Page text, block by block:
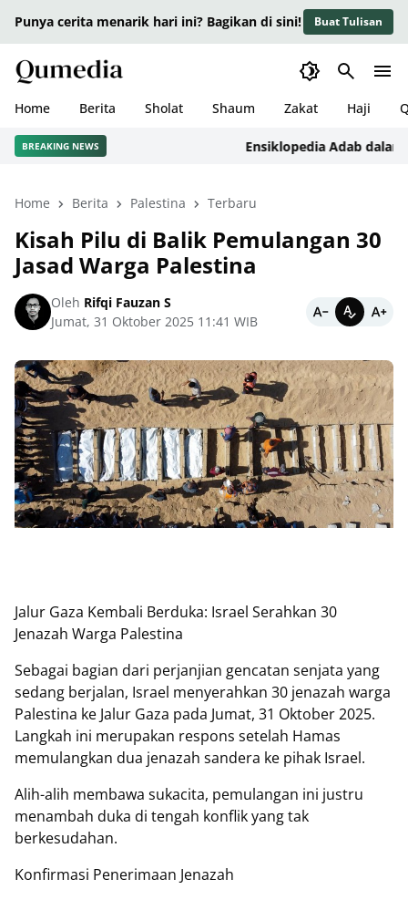
Punya cerita menarik hari ini? Bagikan di sini! Buat Tulisan
Home Berita Sholat Shaum Zakat Haji
BREAKING NEWS Ensiklopedia Adab dalam
Home Berita Palestina Terbaru
Kisah Pilu di Balik Pemulangan 30
Jasad Warga Palestina
Oleh Rifqi Fauzan S
Jumat, 31 Oktober 2025 11:41 WIB
Jalur Gaza Kembali Berduka: Israel Serahkan 30
Jenazah Warga Palestina
Sebagai bagian dari perjanjian gencatan senjata yang
sedang berjalan, Israel menyerahkan 30 jenazah warga
Palestina ke Jalur Gaza pada Jumat, 31 Oktober 2025.
Langkah ini merupakan respons setelah Hamas
memulangkan dua jenazah sandera ke pihak Israel.
Alih-alih membawa sukacita, pemulangan ini justru
menambah duka di tengah konflik yang tak
berkesudahan.
Konfirmasi Penerimaan Jenazah